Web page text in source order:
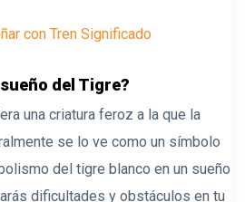
con Tren Significado
del Tigre?
una criatura feroz a la que la
se lo ve como un símbolo
del tigre blanco en un sueño
dificultades y obstáculos en tu